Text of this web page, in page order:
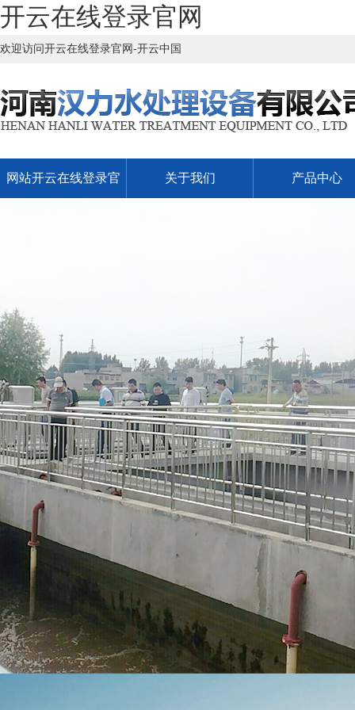
开云在线登录官网
欢迎访问开云在线登录官网-开云中国
网站开云在线登录官 关于我们 产品中心